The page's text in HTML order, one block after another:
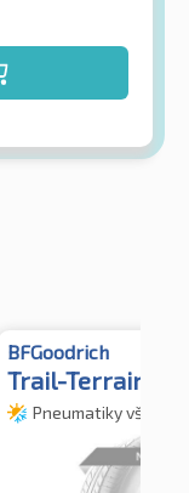
BFGoodrich
Trail-Terrain T/
Pneumatiky všech